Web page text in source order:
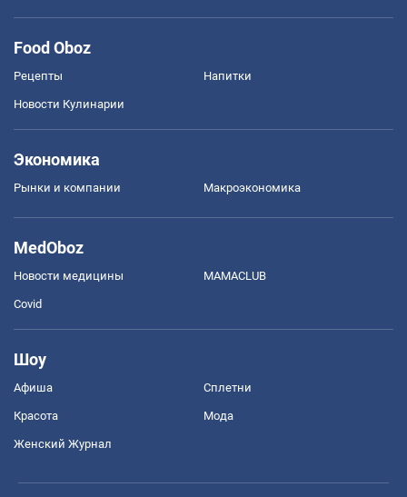
Food Oboz
Рецепты Напитки
Новости Кулинарии
Экономика
Рынки и компании Mакроэкономика
MedOboz
Новости медицины MAMACLUB
Covid
Шоу
Афиша Сплетни
Красота Мода
Женский Журнал